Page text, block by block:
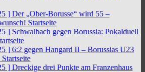
] Der „Ober-Borusse“ wird 55 –
Startseite
] Schwalbach gegen Borussia: Pokalduell
] 6:2 gegen Hangard II – Borussias U23
Startseite
] Dreckige drei Punkte am Franzenhaus